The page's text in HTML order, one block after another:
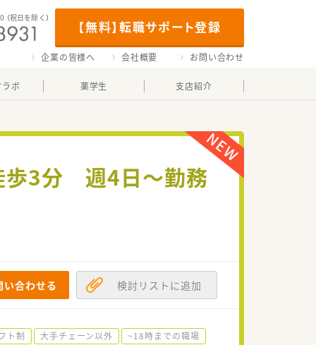
【無料】転職サポート登録
（祝日を除く）
企業の皆様へ 会社概要 お問い合わせ
ボ 薬学生 支店紹介
歩3分 週4日～勤務
い合わせる 検討リストに追加
ト制 大手チェーン以外 ~18時までの職場